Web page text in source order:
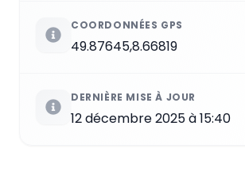
COORDONNÉES GPS
49.87645,8.66819
DERNIÈRE MISE À JOUR
12 décembre 2025 à 15:40